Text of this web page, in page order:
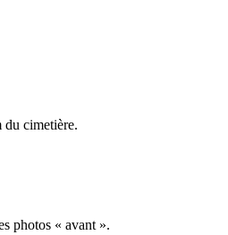
du cimetière.
photos « avant ».